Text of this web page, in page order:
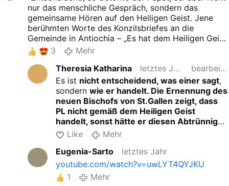
nur das menschliche Gespräch, sondern das
gemeinsame Hören auf den Heiligen Geist. Jene
berühmten Worte des Konzilsbriefes an die
Gemeinde in Antiochia – „Es hat dem Heiligen Geist
und uns gefallen“ – zeigten, worauf alles ankomme:
dass die Kirche im Gebet, auf den Knien,
Unterscheidung vollzieht. Nur in der Demut der
Anbetung, in der inneren Umkehr und dem Hören
auf Gott werde die Stimme des Geistes erfahrbar –
jene Stimme, die im Herzen „Abba, Vater“ ruft und
uns die anderen als Brüder und Schwestern
erkennen lässt."
3
Mehr
Theresia Katharina
letztes Jahr
bearbeitet
Es ist nicht entscheidend, was einer sagt,
sondern wie er handelt. Die Ernennung des
neuen Bischofs von St.Gallen zeigt, dass
PL nicht gemäß dem Heiligen Geist
handelt, sonst hätte er diesen Abtrünnigen
nicht zum Bischof ernannt.
Like
Mehr
Eugenia-Sarto
letztes Jahr
youtube.com/watch?v=uwLYT4QYJKU
1
Mehr